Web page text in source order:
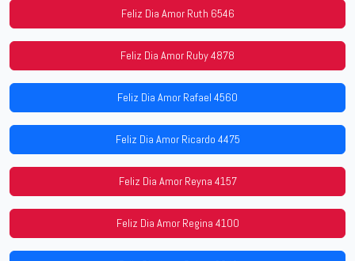
Feliz Dia Amor Ruth 6546
Feliz Dia Amor Ruby 4878
Feliz Dia Amor Rafael 4560
Feliz Dia Amor Ricardo 4475
Feliz Dia Amor Reyna 4157
Feliz Dia Amor Regina 4100